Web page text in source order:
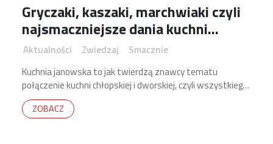
Gryczaki, kaszaki, marchwiaki czyli
najsmaczniejsze dania kuchni
janowskiej
Aktualności Zwiedzaj
Smacznie
Kuchnia janowska to jak twierdzą znawcy tematu
połączenie kuchni chłopskiej i dworskiej, czyli wszystkiego
co w tradycji najlepsze.
ZOBACZ